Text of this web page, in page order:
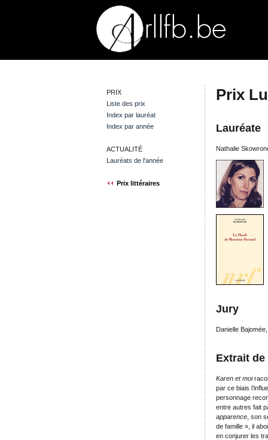
PRIX
Liste des prix
Index par lauréat
Index par année
ACTUALITÉ
Lauréats de l'année
Prix littéraires
Prix
Lauréate
Nathalie
Jury
Danielle
Extrait
Karen et moi
par ce biais
personnage
entre autres fait
apparence , son
de famille », il
en conjurer les